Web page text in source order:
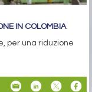
IN COLOMBIA
per una riduzione